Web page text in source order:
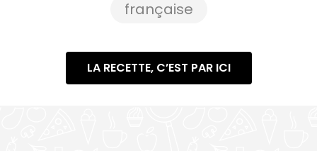
française
LA RECETTE, C’EST PAR ICI